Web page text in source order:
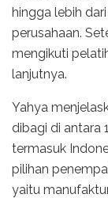
hingga lebih
perusahaan.
mengikuti
lanjutnya.
Yahya
dibagi di antara
termasuk
pilihan
yaitu